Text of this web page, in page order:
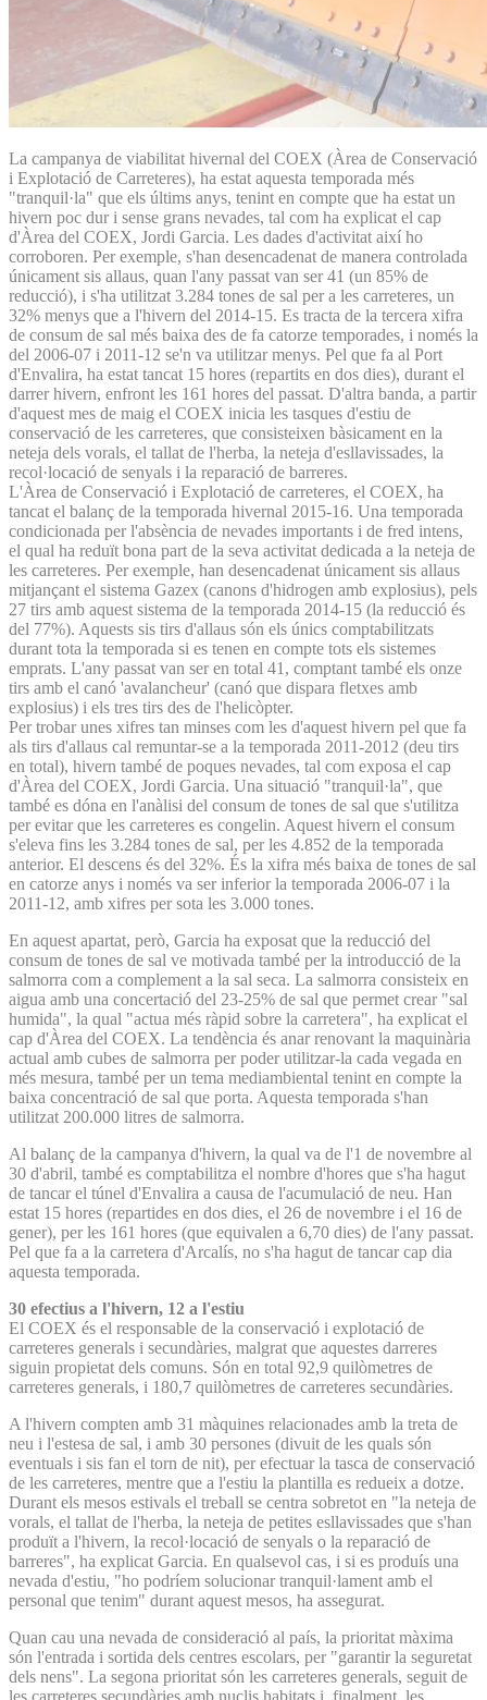
La campanya de viabilitat hivernal del COEX (Àrea de Conservació
i Explotació de Carreteres), ha estat aquesta temporada més
"tranquil·la" que els últims anys, tenint en compte que ha estat un
hivern poc dur i sense grans nevades, tal com ha explicat el cap
d'Àrea del COEX, Jordi Garcia. Les dades d'activitat així ho
corroboren. Per exemple, s'han desencadenat de manera controlada
únicament sis allaus, quan l'any passat van ser 41 (un 85% de
reducció), i s'ha utilitzat 3.284 tones de sal per a les carreteres, un
32% menys que a l'hivern del 2014-15. Es tracta de la tercera xifra
de consum de sal més baixa des de fa catorze temporades, i només la
del 2006-07 i 2011-12 se'n va utilitzar menys. Pel que fa al Port
d'Envalira, ha estat tancat 15 hores (repartits en dos dies), durant el
darrer hivern, enfront les 161 hores del passat. D'altra banda, a partir
d'aquest mes de maig el COEX inicia les tasques d'estiu de
conservació de les carreteres, que consisteixen bàsicament en la
neteja dels vorals, el tallat de l'herba, la neteja d'esllavissades, la
recol·locació de senyals i la reparació de barreres.
L'Àrea de Conservació i Explotació de carreteres, el COEX, ha
tancat el balanç de la temporada hivernal 2015-16. Una temporada
condicionada per l'absència de nevades importants i de fred intens,
el qual ha reduït bona part de la seva activitat dedicada a la neteja de
les carreteres. Per exemple, han desencadenat únicament sis allaus
mitjançant el sistema Gazex (canons d'hidrogen amb explosius), pels
27 tirs amb aquest sistema de la temporada 2014-15 (la reducció és
del 77%). Aquests sis tirs d'allaus són els únics comptabilitzats
durant tota la temporada si es tenen en compte tots els sistemes
emprats. L'any passat van ser en total 41, comptant també els onze
tirs amb el canó 'avalancheur' (canó que dispara fletxes amb
explosius) i els tres tirs des de l'helicòpter.
Per trobar unes xifres tan minses com les d'aquest hivern pel que fa
als tirs d'allaus cal remuntar-se a la temporada 2011-2012 (deu tirs
en total), hivern també de poques nevades, tal com exposa el cap
d'Àrea del COEX, Jordi Garcia. Una situació "tranquil·la", que
també es dóna en l'anàlisi del consum de tones de sal que s'utilitza
per evitar que les carreteres es congelin. Aquest hivern el consum
s'eleva fins les 3.284 tones de sal, per les 4.852 de la temporada
anterior. El descens és del 32%. És la xifra més baixa de tones de sal
en catorze anys i només va ser inferior la temporada 2006-07 i la
2011-12, amb xifres per sota les 3.000 tones.
En aquest apartat, però, Garcia ha exposat que la reducció del
consum de tones de sal ve motivada també per la introducció de la
salmorra com a complement a la sal seca. La salmorra consisteix en
aigua amb una concertació del 23-25% de sal que permet crear "sal
humida", la qual "actua més ràpid sobre la carretera", ha explicat el
cap d'Àrea del COEX. La tendència és anar renovant la maquinària
actual amb cubes de salmorra per poder utilitzar-la cada vegada en
més mesura, també per un tema mediambiental tenint en compte la
baixa concentració de sal que porta. Aquesta temporada s'han
utilitzat 200.000 litres de salmorra.
Al balanç de la campanya d'hivern, la qual va de l'1 de novembre al
30 d'abril, també es comptabilitza el nombre d'hores que s'ha hagut
de tancar el túnel d'Envalira a causa de l'acumulació de neu. Han
estat 15 hores (repartides en dos dies, el 26 de novembre i el 16 de
gener), per les 161 hores (que equivalen a 6,70 dies) de l'any passat.
Pel que fa a la carretera d'Arcalís, no s'ha hagut de tancar cap dia
aquesta temporada.
30 efectius a l'hivern, 12 a l'estiu
El COEX és el responsable de la conservació i explotació de
carreteres generals i secundàries, malgrat que aquestes darreres
siguin propietat dels comuns. Són en total 92,9 quilòmetres de
carreteres generals, i 180,7 quilòmetres de carreteres secundàries.
A l'hivern compten amb 31 màquines relacionades amb la treta de
neu i l'estesa de sal, i amb 30 persones (divuit de les quals són
eventuals i sis fan el torn de nit), per efectuar la tasca de conservació
de les carreteres, mentre que a l'estiu la plantilla es redueix a dotze.
Durant els mesos estivals el treball se centra sobretot en "la neteja de
vorals, el tallat de l'herba, la neteja de petites esllavissades que s'han
produït a l'hivern, la recol·locació de senyals o la reparació de
barreres", ha explicat Garcia. En qualsevol cas, i si es produís una
nevada d'estiu, "ho podríem solucionar tranquil·lament amb el
personal que tenim" durant aquest mesos, ha assegurat.
Quan cau una nevada de consideració al país, la prioritat màxima
són l'entrada i sortida dels centres escolars, per "garantir la seguretat
dels nens". La segona prioritat són les carreteres generals, seguit de
les carreteres secundàries amb nuclis habitats i, finalment, les